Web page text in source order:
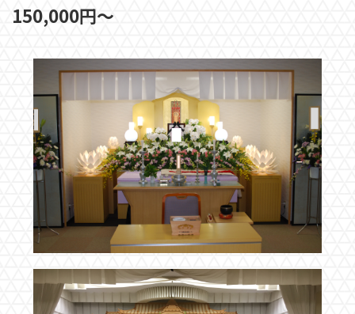
150,000円～